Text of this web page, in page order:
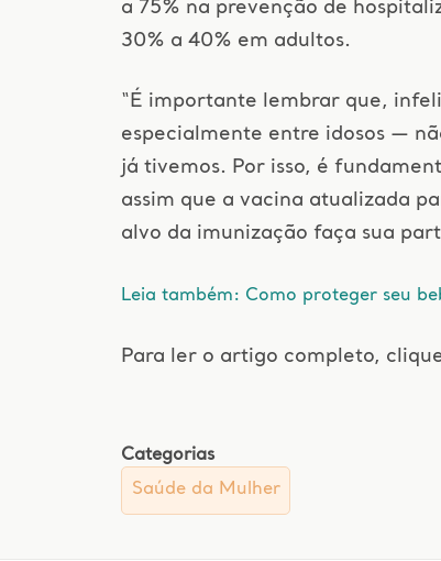
a 75% na prevenção de
30% a 40% em adultos.
“É importante lembrar que,
especialmente entre idosos —
já tivemos. Por isso, é
assim que a vacina atualizada
alvo da imunização faça sua
Leia também: Como proteger seu
Para ler o artigo completo,
Categorias
Saúde da Mulher